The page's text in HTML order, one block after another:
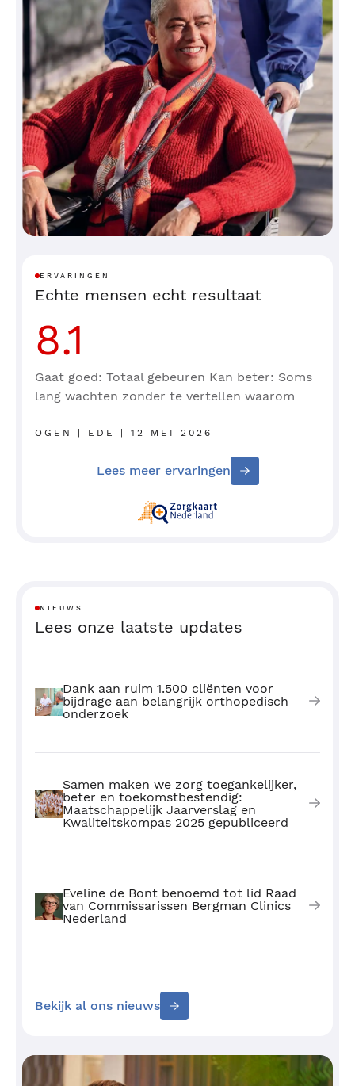
ERVARINGEN
Echte mensen echt resultaat
8.1
Gaat goed: Totaal gebeuren Kan beter: Soms
lang wachten zonder te vertellen waarom
OGEN | EDE | 12 MEI 2026
Lees meer ervaringen
NIEUWS
Lees onze laatste updates
Dank aan ruim 1.500 cliënten voor
bijdrage aan belangrijk orthopedisch
onderzoek
Samen maken we zorg toegankelijker,
beter en toekomstbestendig:
Maatschappelijk Jaarverslag en
Kwaliteitskompas 2025 gepubliceerd
Eveline de Bont benoemd tot lid Raad
van Commissarissen Bergman Clinics
Nederland
Bekijk al ons nieuws